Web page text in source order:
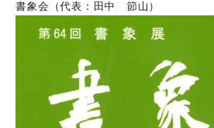
書象会（代表：田中 節山）